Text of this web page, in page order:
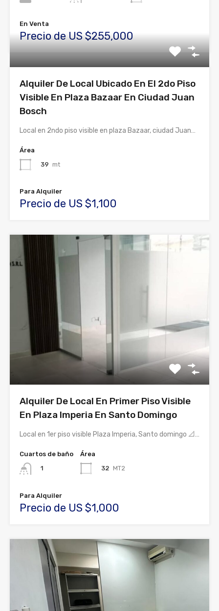
En Venta
Precio de US $255,000
Alquiler De Local Ubicado En El 2do Piso
Visible En Plaza Bazaar En Ciudad Juan
Bosch
Local en 2ndo piso visible en plaza Bazaar, ciudad Juan…
Área
39 mt
Para Alquiler
Precio de US $1,100
Alquiler De Local En Primer Piso Visible
En Plaza Imperia En Santo Domingo
Local en 1er piso visible Plaza Imperia, Santo domingo 📐…
Cuartos de baño
1
Área
32 MT2
Para Alquiler
Precio de US $1,000